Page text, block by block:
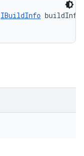
IBuildInfo